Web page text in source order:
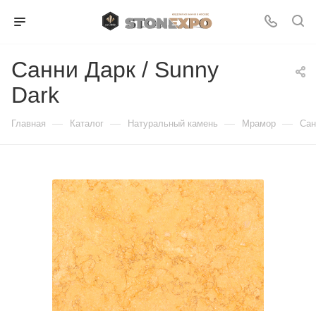
Санни Дарк / Sunny
Dark
Главная — Каталог — Натуральный камень — Мрамор —